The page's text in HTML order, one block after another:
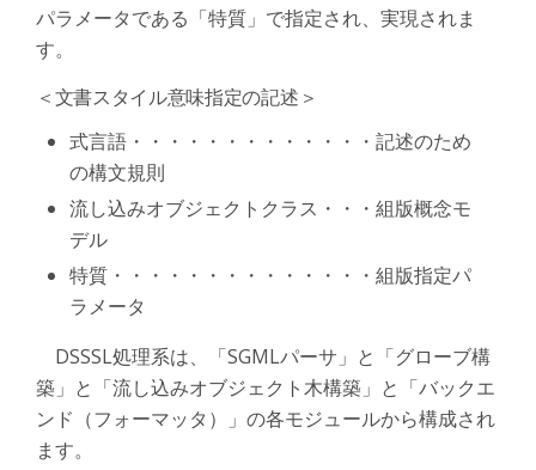
パラメータである「特質」で指定され、実現されま
す。
＜文書スタイル意味指定の記述＞
式言語・・・・・・・・・・・・・記述のため
の構文規則
流し込みオブジェクトクラス・・・組版概念モ
デル
特質・・・・・・・・・・・・・・組版指定パ
ラメータ
DSSSL処理系は、「SGMLパーサ」と「グローブ構
築」と「流し込みオブジェクト木構築」と「バックエ
ンド（フォーマッタ）」の各モジュールから構成され
ます。